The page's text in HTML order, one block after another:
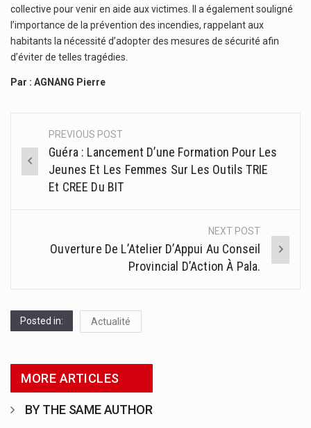
collective pour venir en aide aux victimes. Il a également souligné
l’importance de la prévention des incendies, rappelant aux
habitants la nécessité d’adopter des mesures de sécurité afin
d’éviter de telles tragédies.
Par : AGNANG Pierre
Post
navigation
PREVIOUS POST
Guéra : Lancement D’une Formation Pour Les
Jeunes Et Les Femmes Sur Les Outils TRIE
Et CREE Du BIT
NEXT POST
Ouverture De L’Atelier D’Appui Au Conseil
Provincial D’Action À Pala.
Posted in: Actualité
MORE ARTICLES
BY THE SAME AUTHOR